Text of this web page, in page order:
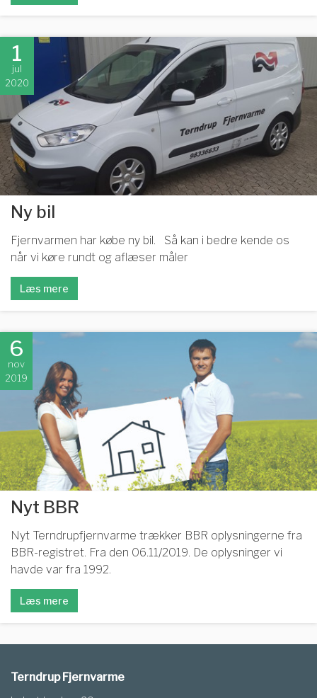
1
jul
2020
Ny bil
Fjernvarmen har købe ny bil. Så kan i bedre kende os
når vi køre rundt og aflæser måler
Læs mere
6
nov
2019
Nyt BBR
Nyt Terndrupfjernvarme trækker BBR oplysningerne fra
BBR-registret. Fra den 06.11/2019. De oplysninger vi
havde var fra 1992.
Læs mere
Terndrup Fjernvarme